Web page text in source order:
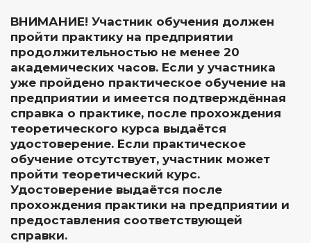
ВНИМАНИЕ! Участник обучения должен
пройти практику на предприятии
продолжительностью не менее 20
академических часов. Если у участника
уже пройдено практическое обучение на
предприятии и имеется подтверждённая
справка о практике, после прохождения
теоретического курса выдаётся
удостоверение. Если практическое
обучение отсутствует, участник может
пройти теоретический курс.
Удостоверение выдаётся после
прохождения практики на предприятии и
предоставления соответствующей
справки.